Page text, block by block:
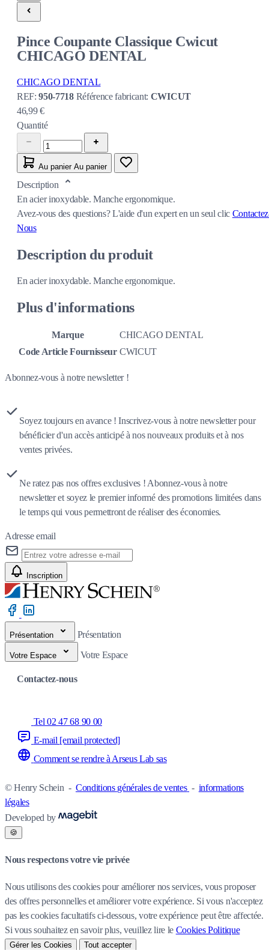
Pince Coupante Classique Cwicut
CHICAGO DENTAL
CHICAGO DENTAL
REF:950-7718 Référence fabricant: CWICUT
46,99 €
Quantité
Au panier Au panier
Description
En acier inoxydable. Manche ergonomique.
Avez-vous des questions?L'aide d'un expert en un seul clic
Nous
Description du produit
En acier inoxydable. Manche ergonomique.
Plus d'informations
Marque
CHICAGO DENTAL
Code Article Fournisseur CWICUT
Abonnez-vous à notre newsletter !
Soyez toujours en avance ! Inscrivez-vous à notre newsletter pour
bénéficier d'un accès anticipé à nos nouveaux produits et à nos
ventes privées.
Ne ratez pas nos offres exclusives ! Abonnez-vous à notre
newsletter et soyez le premier informé des promotions limitées dans
le temps qui vous permettront de réaliser des économies.
Adresse email
Inscription
Présentation Présentation
Votre Espace Votre Espace
Contactez-nous
Tel 02 47 68 90 00
E-mail [email protected]
Comment se rendre à Arseus Lab sas
© Henry Schein - Conditions générales de ventes - informations
légales
Developed by
🍪
Nous respectons votre vie privée
Nous utilisons des cookies pour améliorer nos services, vous proposer
des offres personnelles et améliorer votre expérience. Si vous n'acceptez
pas les cookies facultatifs ci-dessous, votre expérience peut être affectée.
Si vous souhaitez en savoir plus, veuillez lire le Cookies Politique
Gérer les Cookies Tout accepter